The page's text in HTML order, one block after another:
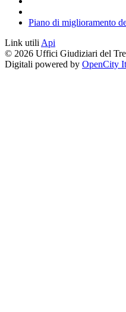
Piano di miglioramento
Link utiliApi
© 2026 Uffici Giudiziari del
Digitali powered by OpenCity